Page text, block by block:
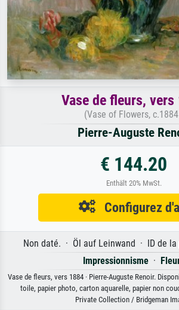
Vase de fleurs, vers
(Vase of Flowers,
Pierre-Auguste
€ 144.20
Enthält 20% MwSt.
Configurez
Non daté. · Öl auf Leinwand · ID de la
Impressionnisme ·
Vase de fleurs, vers 1884 · Pierre-Auguste Renoir.
toile, papier photo, carton aquarelle, papier non
Private Collection / Bridgeman